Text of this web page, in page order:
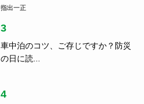
指出一正
3
車中泊のコツ、ご存じですか？防災
の日に読...
4